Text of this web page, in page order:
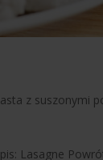
z suszonymi
Lasagne